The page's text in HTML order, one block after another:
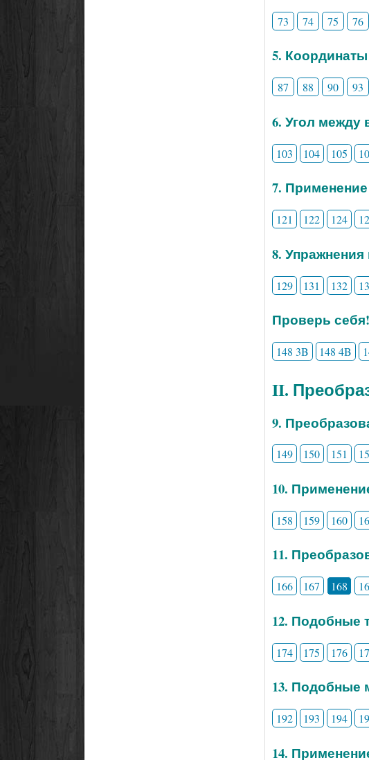
73 74 75 76
5.
87 88 90 93
6. Угол между
103 104 105
7.
121 122 124
8.
129 131 132
Проверь себя!
148 3B 148 4B
II.
9.
149 150 151
10.
158 159 160
11.
166 167 168
12. Подобные
174 175 176
13. Подобные
192 193 194
14.